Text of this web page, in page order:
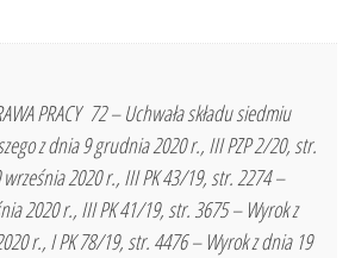
PRACY 72 – Uchwała składu siedmiu
z dnia 9 grudnia 2020 r., III PZP 2/20, str.
2020 r., III PK 43/19, str. 2274 –
2020 r., III PK 41/19, str. 3675 – Wyrok z
r., I PK 78/19, str. 4476 – Wyrok z dnia 19